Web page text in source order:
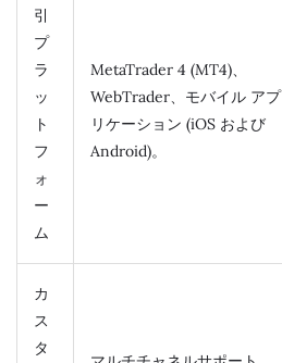
引
プ
ラ
ッ
ト
フ
ォ
ー
ム
MetaTrader 4 (MT4)、
WebTrader、モバイル アプ
リケーション (iOS および
Android)。
カ
ス
タ